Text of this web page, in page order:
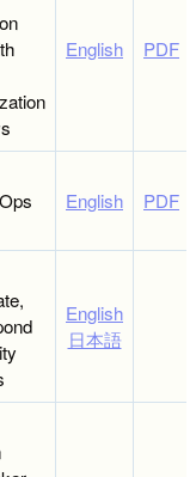
English PDF
English PDF
English
日本語